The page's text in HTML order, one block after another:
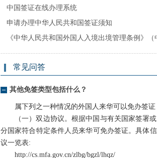
中国签证在线办理系统
申请办理中华人民共和国签证须知
《中华人民共和国外国人入境出境管理条例》（
常见问答
其他免签类型包括什么？
属下列之一种情况的外国人来华可以免办签证
（一）双边协议。根据中国与有关国家签署
分国家符合特定条件人员来华可免办签证。具体
议一览表:
http://cs.mfa.gov.cn/zlbg/bgzl/lhqz/